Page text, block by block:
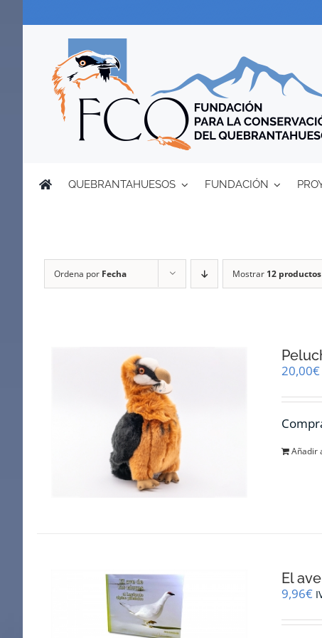
QUEBRANTAHUESOS FUNDACIÓN
Ordena por Fecha Mostrar 12 productos
20,00€
Añadir
El
9,96€